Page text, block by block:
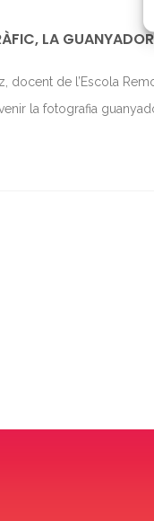
LA
docent de l’Escola
la fotografia